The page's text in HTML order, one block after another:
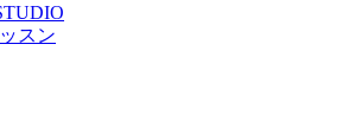
スン